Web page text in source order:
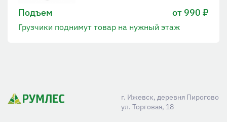
Подъем от 990 ₽
Грузчики поднимут товар на нужный этаж
г. Ижевск, деревня Пирогово
ул. Торговая, 18